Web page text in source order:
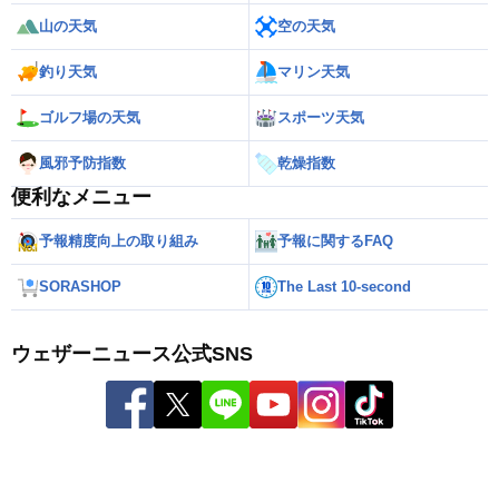
山の天気 空の天気
釣り天気 マリン天気
ゴルフ場の天気 スポーツ天気
風邪予防指数 乾燥指数
便利なメニュー
予報精度向上の取り組み 予報に関するFAQ
SORASHOP The Last 10-second
ウェザーニュース公式SNS